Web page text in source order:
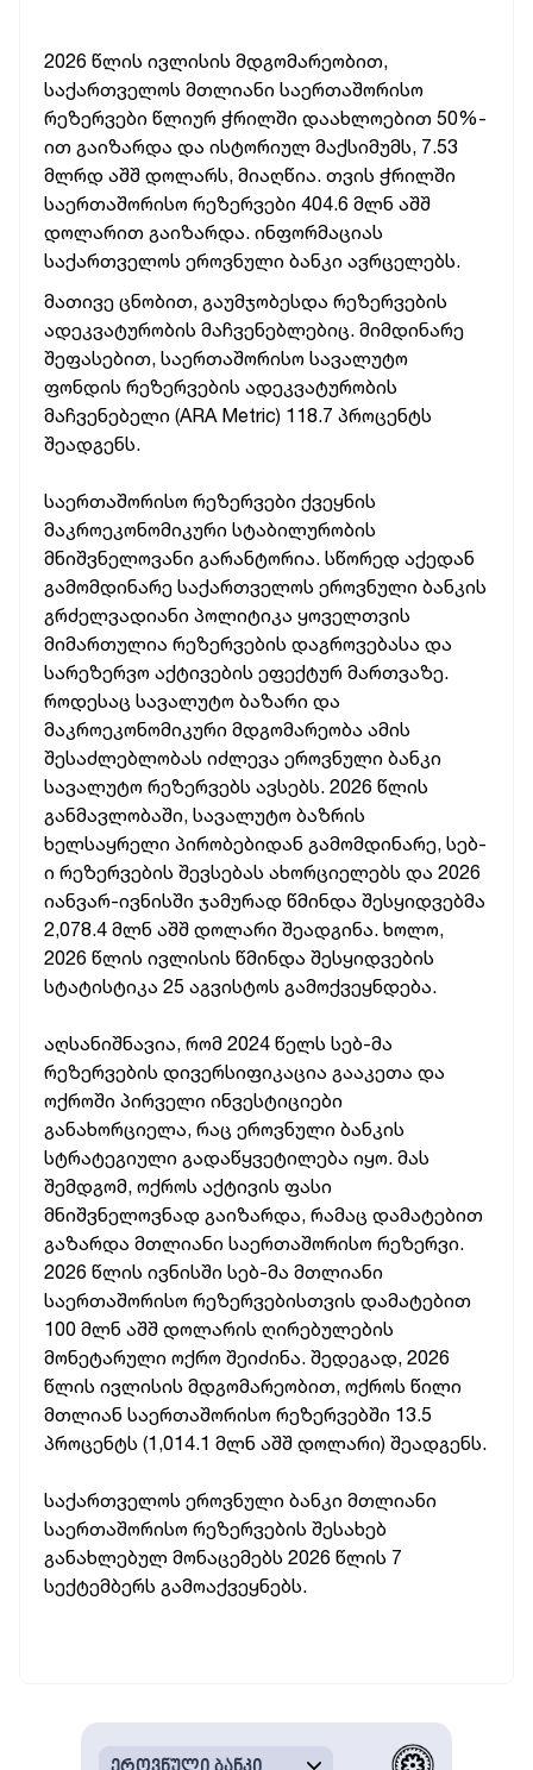
2026 წლის ივლისის მდგომარეობით,
საქართველოს მთლიანი საერთაშორისო
რეზერვები წლიურ ჭრილში დაახლოებით 50%-
ით გაიზარდა და ისტორიულ მაქსიმუმს, 7.53
მლრდ აშშ დოლარს, მიაღწია. თვის ჭრილში
საერთაშორისო რეზერვები 404.6 მლნ აშშ
დოლარით გაიზარდა. ინფორმაციას
საქართველოს ეროვნული ბანკი ავრცელებს.
მათივე ცნობით, გაუმჯობესდა რეზერვების
ადეკვატურობის მაჩვენებლებიც. მიმდინარე
შეფასებით, საერთაშორისო სავალუტო
ფონდის რეზერვების ადეკვატურობის
მაჩვენებელი (ARA Metric) 118.7 პროცენტს
შეადგენს.
საერთაშორისო რეზერვები ქვეყნის
მაკროეკონომიკური სტაბილურობის
მნიშვნელოვანი გარანტორია. სწორედ აქედან
გამომდინარე საქართველოს ეროვნული ბანკის
გრძელვადიანი პოლიტიკა ყოველთვის
მიმართულია რეზერვების დაგროვებასა და
სარეზერვო აქტივების ეფექტურ მართვაზე.
როდესაც სავალუტო ბაზარი და
მაკროეკონომიკური მდგომარეობა ამის
შესაძლებლობას იძლევა ეროვნული ბანკი
სავალუტო რეზერვებს ავსებს. 2026 წლის
განმავლობაში, სავალუტო ბაზრის
ხელსაყრელი პირობებიდან გამომდინარე, სებ-
ი რეზერვების შევსებას ახორციელებს და 2026
იანვარ-ივნისში ჯამურად წმინდა შესყიდვებმა
2,078.4 მლნ აშშ დოლარი შეადგინა. ხოლო,
2026 წლის ივლისის წმინდა შესყიდვების
სტატისტიკა 25 აგვისტოს გამოქვეყნდება.
აღსანიშნავია, რომ 2024 წელს სებ-მა
რეზერვების დივერსიფიკაცია გააკეთა და
ოქროში პირველი ინვესტიციები
განახორციელა, რაც ეროვნული ბანკის
სტრატეგიული გადაწყვეტილება იყო. მას
შემდგომ, ოქროს აქტივის ფასი
მნიშვნელოვნად გაიზარდა, რამაც დამატებით
გაზარდა მთლიანი საერთაშორისო რეზერვი.
2026 წლის ივნისში სებ-მა მთლიანი
საერთაშორისო რეზერვებისთვის დამატებით
100 მლნ აშშ დოლარის ღირებულების
მონეტარული ოქრო შეიძინა. შედეგად, 2026
წლის ივლისის მდგომარეობით, ოქროს წილი
მთლიან საერთაშორისო რეზერვებში 13.5
პროცენტს (1,014.1 მლნ აშშ დოლარი) შეადგენს.
საქართველოს ეროვნული ბანკი მთლიანი
საერთაშორისო რეზერვების შესახებ
განახლებულ მონაცემებს 2026 წლის 7
სექტემბერს გამოაქვეყნებს.